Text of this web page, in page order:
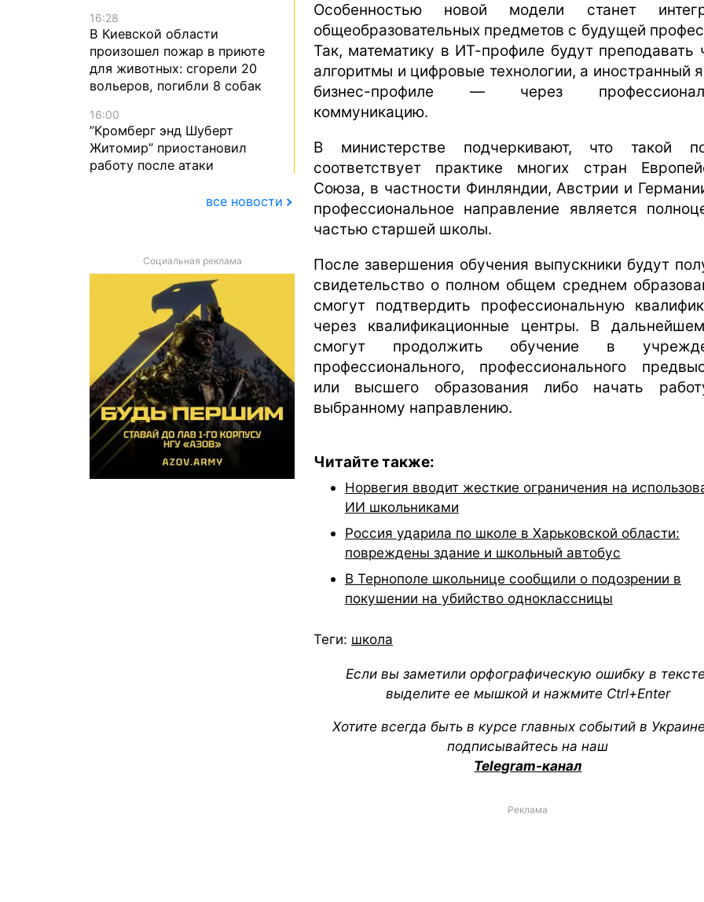
Особенностью новой модели станет
общеобразовательных предметов с будущей
Так, математику в ИТ-профиле будут преподавать
алгоритмы и цифровые технологии, а иностранный
бизнес-профиле — через
коммуникацию.
В министерстве подчеркивают, что такой
соответствует практике многих стран
Союза, в частности Финляндии, Австрии и
профессиональное направление является
частью старшей школы.
После завершения обучения выпускники будут
свидетельство о полном общем среднем
смогут подтвердить профессиональную
через квалификационные центры. В
смогут продолжить обучение в
профессионального, профессионального
или высшего образования либо начать
выбранному направлению.
Читайте также:
Норвегия вводит жесткие ограничения на
ИИ школьниками
Россия ударила по школе в Харьковской области:
повреждены здание и школьный автобус
В Тернополе школьнице сообщили о подозрении в
покушении на убийство одноклассницы
Теги: школа
Если вы заметили орфографическую ошибку в
выделите ее мышкой и нажмите Ctrl+Enter
Хотите всегда быть в курсе главных событий в
подписывайтесь на наш
Telegram-канал
Реклама
16:28
В Киевской области
произошел пожар в приюте
для животных: сгорели 20
вольеров, погибли 8 собак
16:00
”Кромберг энд Шуберт
Житомир” приостановил
работу после атаки
все новости
Социальная реклама